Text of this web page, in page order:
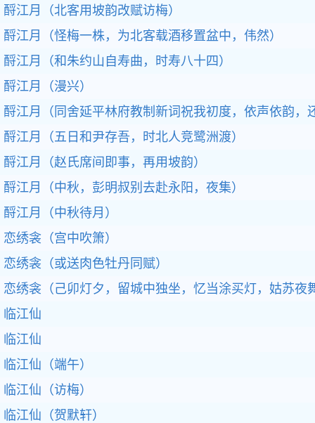
酹江月（北客用坡韵改赋访梅）
酹江月（怪梅一株，为北客载酒移置盆中，伟然）
酹江月（和朱约山自寿曲，时寿八十四）
酹江月（漫兴）
酹江月（同舍延平林府教制新词祝我初度，依声依韵，
酹江月（五日和尹存吾，时北人竞鹭洲渡）
酹江月（赵氏席间即事，再用坡韵）
酹江月（中秋，彭明叔别去赴永阳，夜集）
酹江月（中秋待月）
恋绣衾（宫中吹箫）
恋绣衾（或送肉色牡丹同赋）
恋绣衾（己卯灯夕，留城中独坐，忆当涂买灯，姑苏夜
临江仙
临江仙
临江仙（端午）
临江仙（访梅）
临江仙（贺默轩）